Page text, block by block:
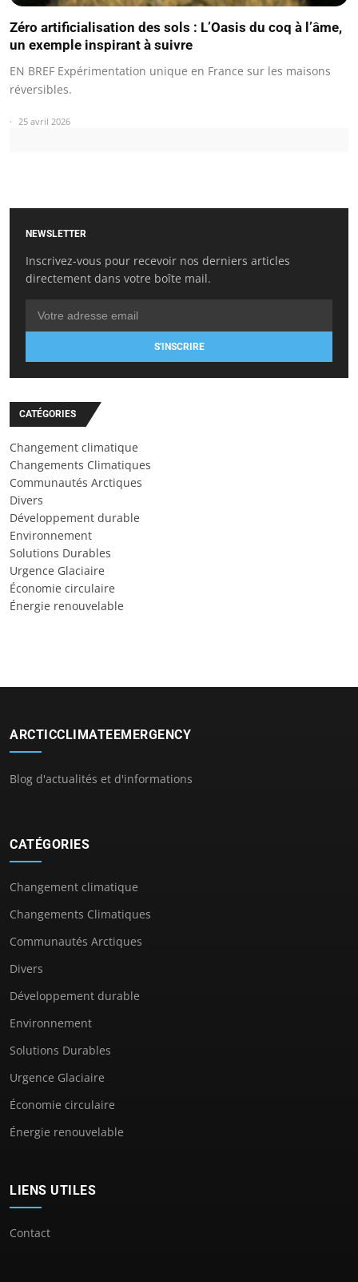
Zéro artificialisation des sols : L’Oasis du coq à l’âme,
un exemple inspirant à suivre
EN BREF Expérimentation unique en France sur les maisons
réversibles.
25 avril 2026
NEWSLETTER
Inscrivez-vous pour recevoir nos derniers articles
directement dans votre boîte mail.
S'INSCRIRE
CATÉGORIES
Changement climatique
Changements Climatiques
Communautés Arctiques
Divers
Développement durable
Environnement
Solutions Durables
Urgence Glaciaire
Économie circulaire
Énergie renouvelable
ARCTICCLIMATEEMERGENCY
Blog d'actualités et d'informations
CATÉGORIES
Changement climatique
Changements Climatiques
Communautés Arctiques
Divers
Développement durable
Environnement
Solutions Durables
Urgence Glaciaire
Économie circulaire
Énergie renouvelable
LIENS UTILES
Contact